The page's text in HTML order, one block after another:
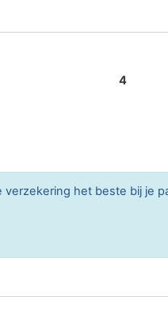
4
het beste bij je